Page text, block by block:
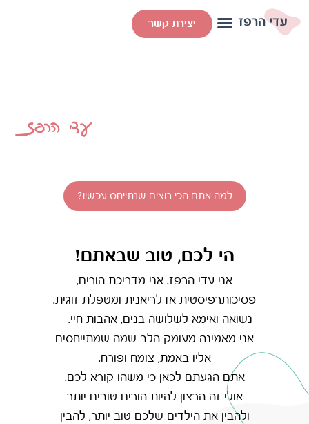
יצירת קשר
למה אתם הכי רוצים שנתייחס עכשיו?
הי לכם, טוב שבאתם!
אני עדי הרפז. אני מדריכת הורים,
פסיכותרפיסטית אדלריאנית ומטפלת זוגית.
נשואה ואימא לשלושה בנים, אהבות חיי.
אני מאמינה מעומק הלב שמה שמתייחסים
אליו באמת, צומח ופורח.
אתם הגעתם לכאן כי משהו קורא לכם.
אולי זה הרצון להיות הורים טובים יותר
ולהבין את הילדים שלכם טוב יותר, להבין